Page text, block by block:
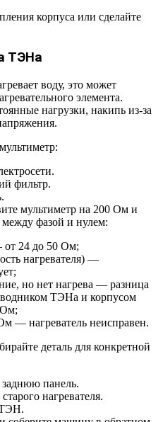
корпуса или сделайте
ТЭНа
воду, это может
элемента.
нагрузки, накипь из-за
фильтр.
мультиметр на 200 Ом и
между фазой и нулем:
24 до 50 Ом;
нагревателя) —
но нет нагрева — разница
ТЭНа и корпусом
Ом;
— нагреватель неисправен.
деталь для конкретной
панель.
нагревателя.
ТЭН.